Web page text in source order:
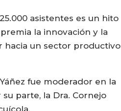
asistentes es un hito
la innovación y la
hacia un sector productivo
fue moderador en la
parte, la Dra. Cornejo